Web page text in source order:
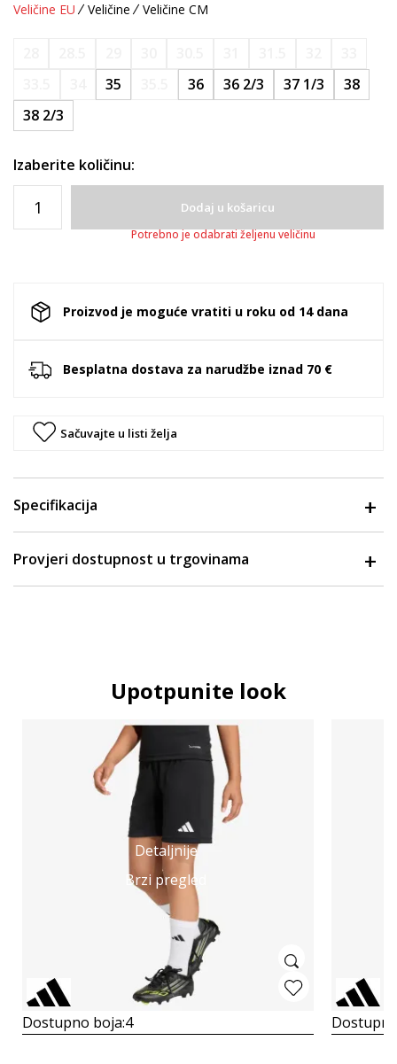
Veličine EU Veličine Veličine CM
35 36 36 2/3 37 1/3
38
38 2/3
Izaberite količinu:
Dodaj u košaricu
Potrebno je odabrati željenu veličinu
Proizvod je moguće vratiti u roku od 14 dana
Besplatna dostava za narudžbe iznad 70 €
Sačuvajte u listi želja
Specifikacija
Provjeri dostupnost u trgovinama
Upotpunite look
Detaljnije
Brzi pregled
Dostupno boja:4